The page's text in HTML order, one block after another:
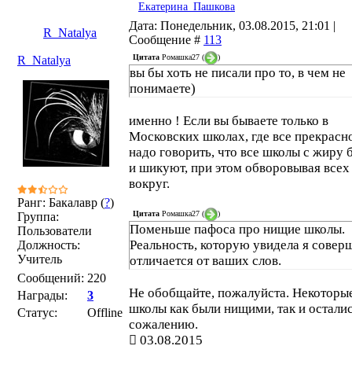
Екатерина_Пашкова
R_Natalya
Дата: Понедельник, 03.08.2015, 21:01 |
Сообщение # 113
R_Natalya
Ранг: Бакалавр (?)
Группа:
Пользователи
Должность:
Учитель
Сообщений: 220
Награды:
3
Статус:
Offline
Цитата Ромашка27 ( )
вы бы хоть не писали про то, в чем не
понимаете)
именно ! Если вы бываете только в
Московских школах, где все
надо говорить, что все школы с жиру
и шикуют, при этом обворовывая всех
вокруг.
Цитата Ромашка27 ( )
Поменьше пафоса про нищие школы.
Реальность, которую увидела я
отличается от ваших слов.
Не обобщайте, пожалуйста.
школы как были нищими, так и
сожалению.
03.08.2015